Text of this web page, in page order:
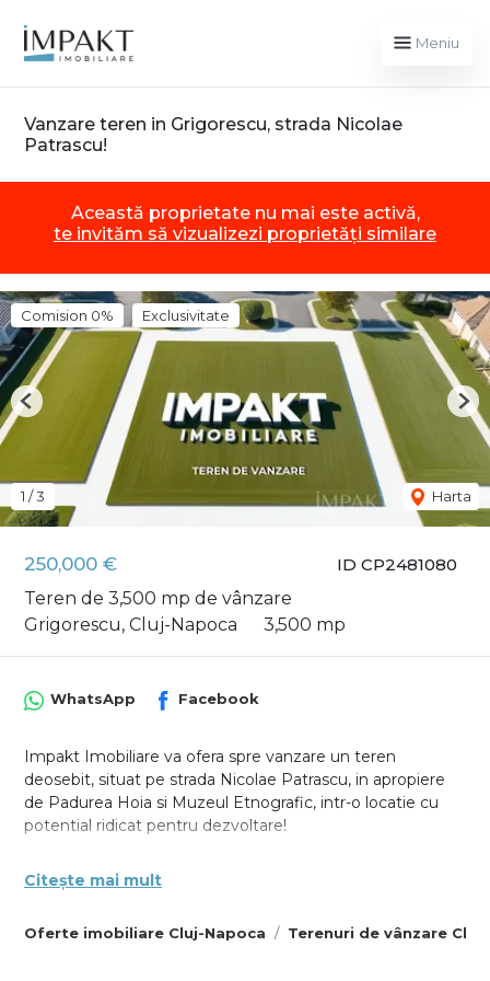
Meniu
Vanzare teren in Grigorescu, strada Nicolae
Patrascu!
Această proprietate nu mai este activă,
te invităm să vizualizezi proprietăți similare
ID CP2481080
250,000 €
Teren de 3,500 mp de vânzare
Grigorescu, Cluj-Napoca
3,500 mp
Comision 0% Exclusivitate
1 /3 Harta
Previous
Oferte imobiliare Cluj-Napoca Terenuri de vânzare
WhatsApp Facebook
Impakt Imobiliare va ofera spre vanzare un teren
deosebit, situat pe strada Nicolae Patrascu, in apropiere
de Padurea Hoia si Muzeul Etnografic, intr-o locatie cu
potential ridicat pentru dezvoltare!
Posibilitati de utilizare: Terenul permite autorizarea pentru
Citește mai mult